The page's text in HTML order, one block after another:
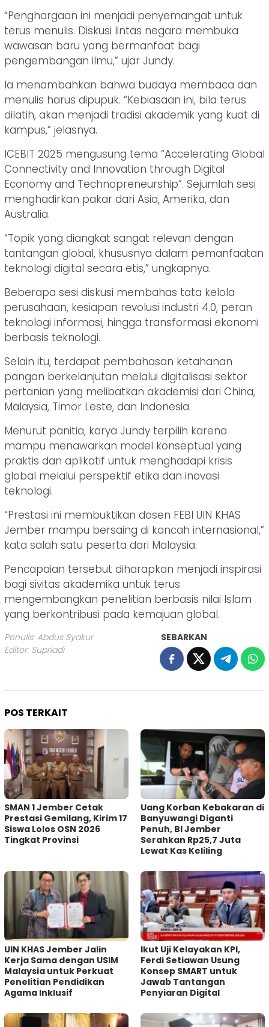
“Penghargaan ini menjadi penyemangat untuk
terus menulis. Diskusi lintas negara membuka
wawasan baru yang bermanfaat bagi
pengembangan ilmu,” ujar Jundy.
Ia menambahkan bahwa budaya membaca dan
menulis harus dipupuk. “Kebiasaan ini, bila terus
dilatih, akan menjadi tradisi akademik yang kuat di
kampus,” jelasnya.
ICEBIT 2025 mengusung tema “Accelerating Global
Connectivity and Innovation through Digital
Economy and Technopreneurship”. Sejumlah sesi
menghadirkan pakar dari Asia, Amerika, dan
Australia.
“Topik yang diangkat sangat relevan dengan
tantangan global, khususnya dalam pemanfaatan
teknologi digital secara etis,” ungkapnya.
Beberapa sesi diskusi membahas tata kelola
perusahaan, kesiapan revolusi industri 4.0, peran
teknologi informasi, hingga transformasi ekonomi
berbasis teknologi.
Selain itu, terdapat pembahasan ketahanan
pangan berkelanjutan melalui digitalisasi sektor
pertanian yang melibatkan akademisi dari China,
Malaysia, Timor Leste, dan Indonesia.
Menurut panitia, karya Jundy terpilih karena
mampu menawarkan model konseptual yang
praktis dan aplikatif untuk menghadapi krisis
global melalui perspektif etika dan inovasi
teknologi.
“Prestasi ini membuktikan dosen FEBI UIN KHAS
Jember mampu bersaing di kancah internasional,”
kata salah satu peserta dari Malaysia.
Pencapaian tersebut diharapkan menjadi inspirasi
bagi sivitas akademika untuk terus
mengembangkan penelitian berbasis nilai Islam
yang berkontribusi pada kemajuan global.
Penulis: Abdus Syakur
Editor: Supriadi
SEBARKAN
POS TERKAIT
SMAN 1 Jember Cetak
Prestasi Gemilang, Kirim 17
Siswa Lolos OSN 2026
Tingkat Provinsi
Uang Korban Kebakaran di
Banyuwangi Diganti
Penuh, BI Jember
Serahkan Rp25,7 Juta
Lewat Kas Keliling
UIN KHAS Jember Jalin
Kerja Sama dengan USIM
Malaysia untuk Perkuat
Penelitian Pendidikan
Agama Inklusif
Ikut Uji Kelayakan KPI,
Ferdi Setiawan Usung
Konsep SMART untuk
Jawab Tantangan
Penyiaran Digital